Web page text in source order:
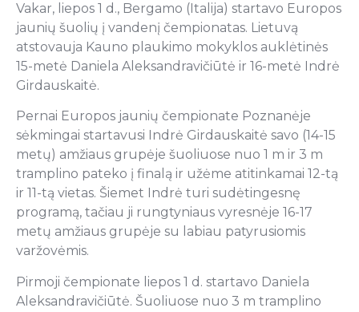
Vakar, liepos 1 d., Bergamo (Italija) startavo Europos
jaunių šuolių į vandenį čempionatas. Lietuvą
atstovauja Kauno plaukimo mokyklos auklėtinės
15-metė Daniela Aleksandravičiūtė ir 16-metė Indrė
Girdauskaitė.
Pernai Europos jaunių čempionate Poznanėje
sėkmingai startavusi Indrė Girdauskaitė savo (14-15
metų) amžiaus grupėje šuoliuose nuo 1 m ir 3 m
tramplino pateko į finalą ir užėme atitinkamai 12-tą
ir 11-tą vietas. Šiemet Indrė turi sudėtingesnę
programą, tačiau ji rungtyniaus vyresnėje 16-17
metų amžiaus grupėje su labiau patyrusiomis
varžovėmis.
Pirmoji čempionate liepos 1 d. startavo Daniela
Aleksandravičiūtė. Šuoliuose nuo 3 m tramplino